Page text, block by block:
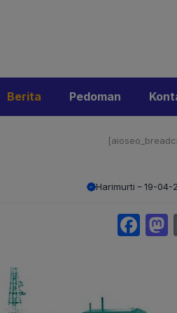
Berita Pedoman
Harimurti 19-04-